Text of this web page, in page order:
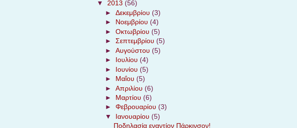
▼ 2013 (56)
► Δεκεμβρίου (3)
► Νοεμβρίου (4)
► Οκτωβρίου (5)
► Σεπτεμβρίου (5)
► Αυγούστου (5)
► Ιουλίου (4)
► Ιουνίου (5)
► Μαΐου (5)
► Απριλίου (6)
► Μαρτίου (6)
► Φεβρουαρίου (3)
▼ Ιανουαρίου (5)
Ποδηλασία εναντίον Πάρκινσον!